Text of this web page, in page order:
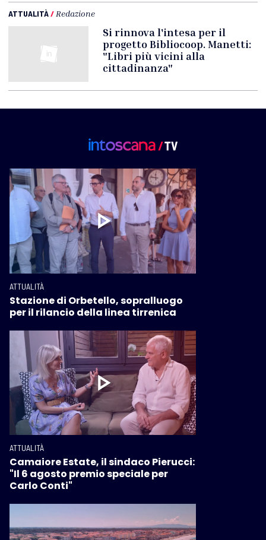
ATTUALITÀ/ Redazione
Si rinnova l'intesa per il
progetto Bibliocoop. Manetti:
"Libri più vicini alla
cittadinanza"
ATTUALITÀ
Stazione di Orbetello, sopralluogo
per il rilancio della linea tirrenica
ATTUALITÀ
Camaiore Estate, il sindaco Pierucci:
"Il 6 agosto premio speciale per
Carlo Conti"